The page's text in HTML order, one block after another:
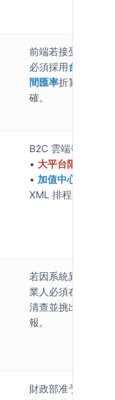
前端若接受外幣交
必須採用台灣財政
間匯率折算新台幣
確。
B2C 雲端發票（C
• 大平台限時 48
• 加值中心限時 24
XML 排程與
若因系統異常或退
業人必須在單月
清查並挑出所有
報。
財政部准予使用消